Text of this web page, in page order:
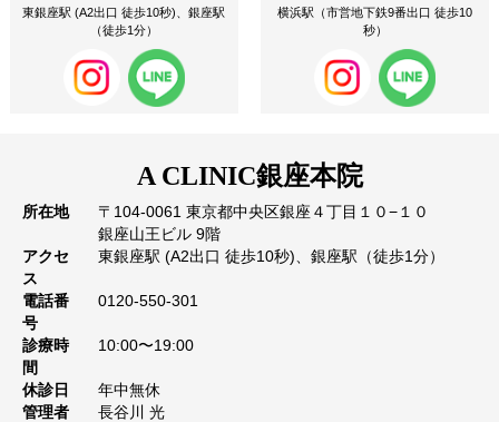
東銀座駅 (A2出口 徒歩10秒)、銀座駅
（徒歩1分）
横浜駅（市営地下鉄9番出口 徒歩10
秒）
A CLINIC銀座本院
所在地
〒104-0061 東京都中央区銀座４丁目１０−１０
銀座山王ビル 9階
アクセ
ス
東銀座駅 (A2出口 徒歩10秒)、銀座駅（徒歩1分）
電話番
号
0120-550-301
診療時
間
10:00〜19:00
休診日
年中無休
管理者
長谷川 光